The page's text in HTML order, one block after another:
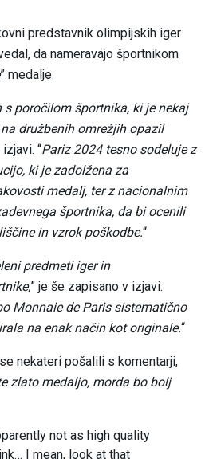
predstavnik olimpijskih iger
da nameravajo športnikom
” medalje.
s poročilom športnika, ki je nekaj
družbenih omrežjih opazil
“Pariz 2024 tesno sodeluje z
ki je zadolžena za
medalj, ter z nacionalnim
športnika, da bi ocenili
in vzrok poškodbe.“
predmeti iger in
” je še zapisano v izjavi.
Monnaie de Paris sistematično
na enak način kot originale.“
nekateri pošalili s komentarji,
zlato medaljo, morda bo bolj
not as high quality
I mean, look at that